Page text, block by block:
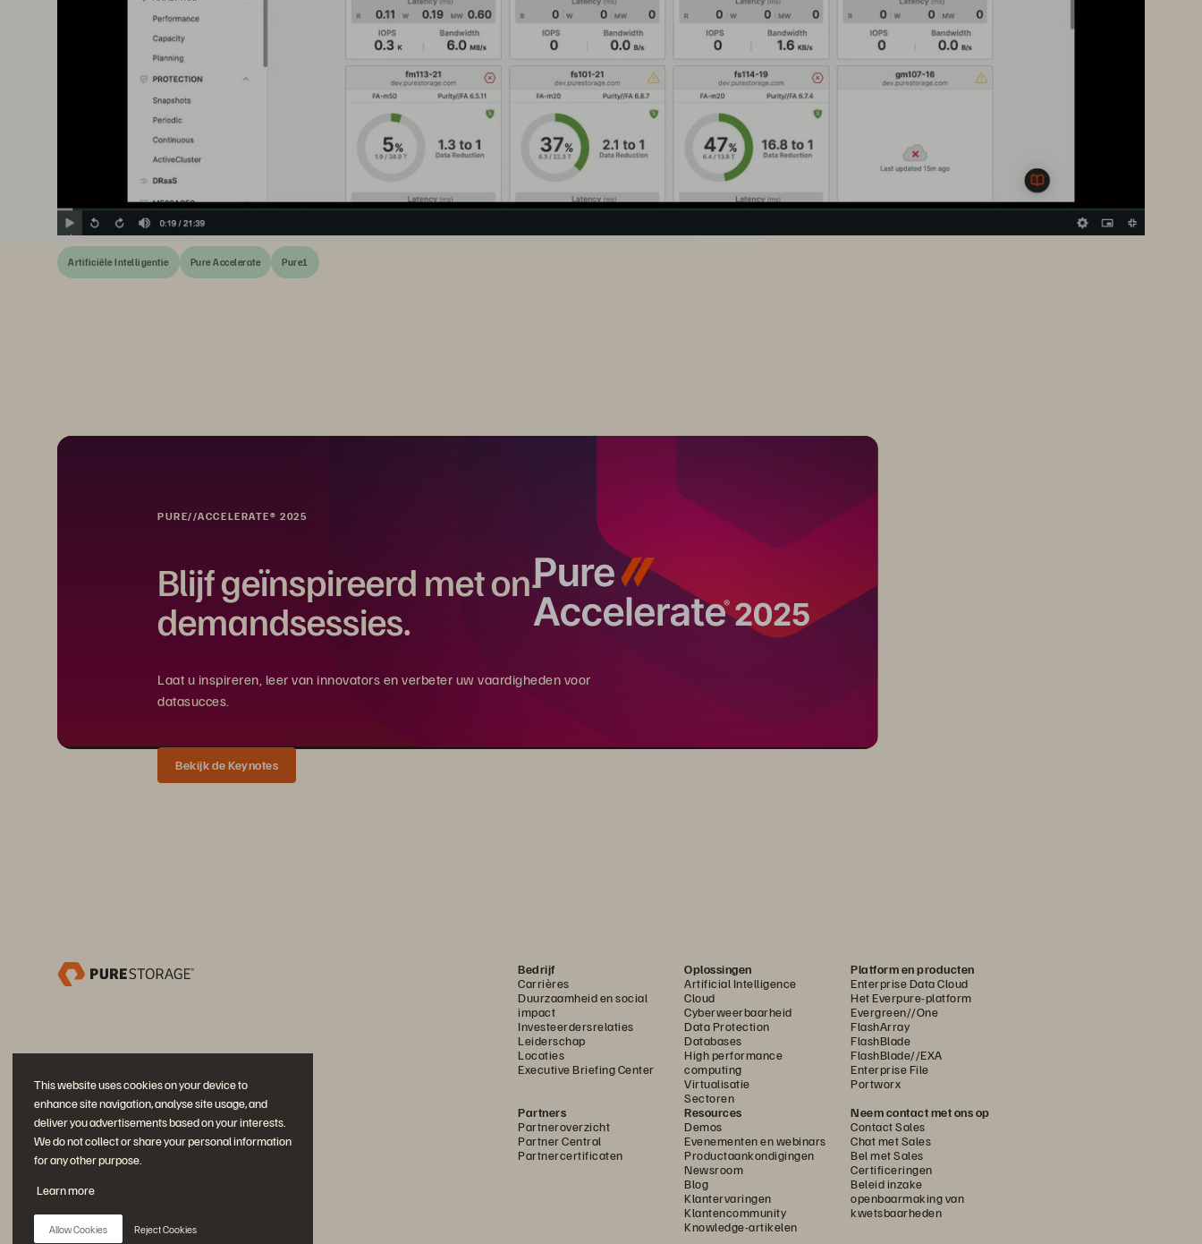
This website uses cookies on your device to
enhance site navigation, analyse site usage, and
deliver you advertisements based on your interests.
We do not collect or share your personal information
for any other purpose.
Learn more
Allow Cookies Reject Cookies
Artificiële Intelligentie Pure Accelerate Pure1
PURE//ACCELERATE® 2025
Blijf geïnspireerd met on-
demandsessies.
Laat u inspireren, leer van innovators en verbeter uw vaardigheden voor
datasucces.
Bekijk de Keynotes
Bedrijf
Carrières
Duurzaamheid en social
impact
Investeerdersrelaties
Leiderschap
Locaties
Executive Briefing Center
Oplossingen
Artificial Intelligence
Cloud
Cyberweerbaarheid
Data Protection
Databases
High performance
computing
Virtualisatie
Sectoren
Platform en producten
Enterprise Data Cloud
Het Everpure-platform
Evergreen//One
FlashArray
FlashBlade
FlashBlade//EXA
Enterprise File
Portworx
Partners
Partneroverzicht
Partner Central
Partnercertificaten
Resources
Demos
Evenementen en webinars
Productaankondigingen
Newsroom
Blog
Klantervaringen
Klantencommunity
Knowledge-artikelen
Neem contact met ons op
Contact Sales
Chat met Sales
Bel met Sales
Certificeringen
Beleid inzake
openbaarmaking van
kwetsbaarheden
Neem deel aan het gesprek